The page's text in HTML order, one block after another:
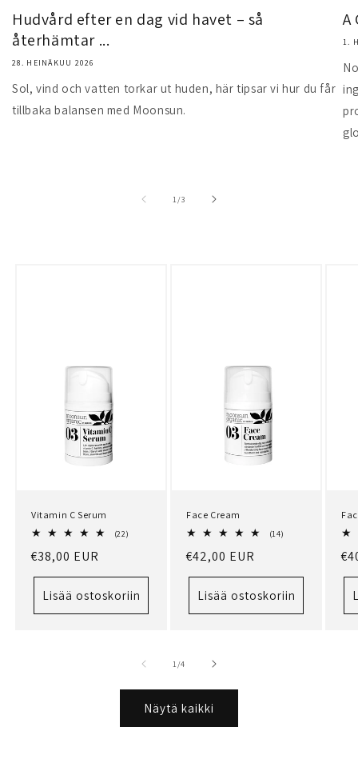
Hudvård efter en dag vid havet – så
återhämtar ...
28. HEINÄKUU 2026
Sol, vind och vatten torkar ut huden, här tipsar vi hur du får
tillbaka balansen med Moonsun.
A
1.
1 //3
Vitamin C Serum
(22)
Normaalihinta
€38,00 EUR
Lisää ostoskoriin
Face Cream
(14)
Normaalihinta
€42,00 EUR
Lisää ostoskoriin
1 //4
Näytä kaikki